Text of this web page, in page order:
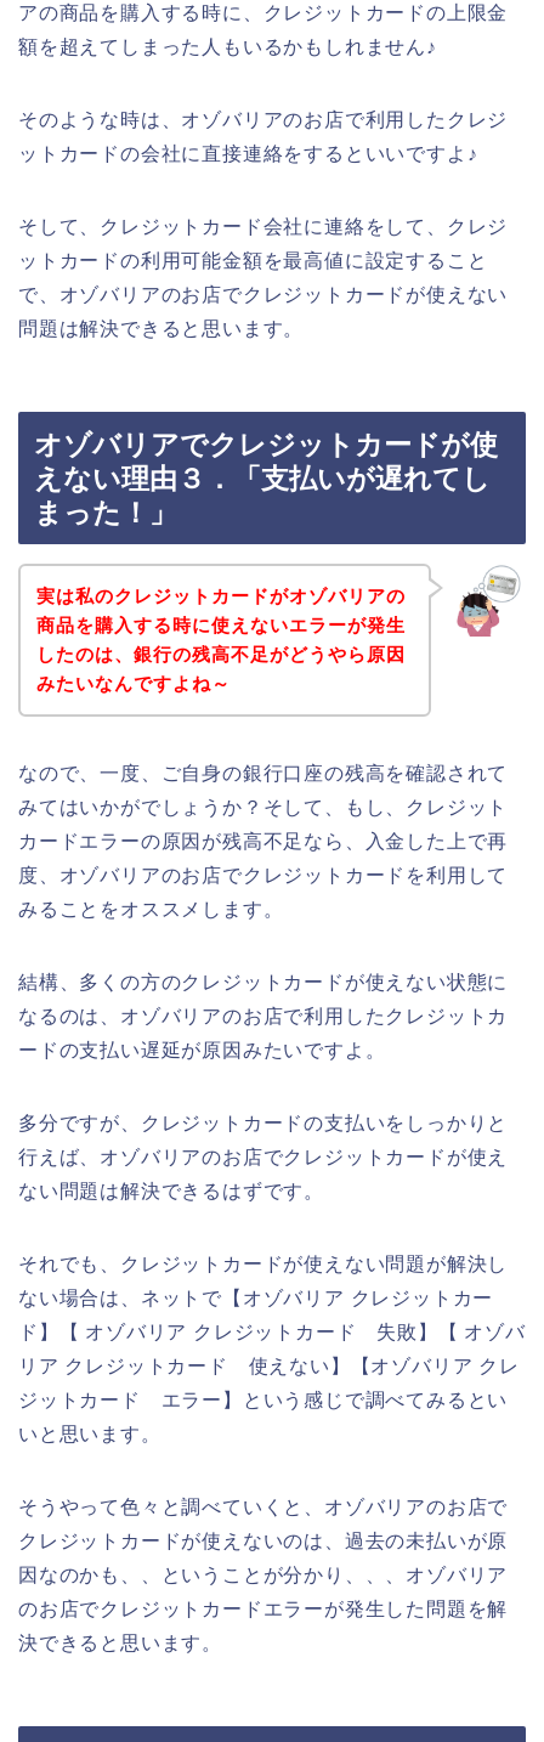
アの商品を購入する時に、クレジットカードの上限金
額を超えてしまった人もいるかもしれません♪
そのような時は、オゾバリアのお店で利用したクレジ
ットカードの会社に直接連絡をするといいですよ♪
そして、クレジットカード会社に連絡をして、クレジ
ットカードの利用可能金額を最高値に設定すること
で、オゾバリアのお店でクレジットカードが使えない
問題は解決できると思います。
オゾバリアでクレジットカードが使
えない理由３．「支払いが遅れてし
まった！」
実は私のクレジットカードがオゾバリアの
商品を購入する時に使えないエラーが発生
したのは、銀行の残高不足がどうやら原因
みたいなんですよね～
なので、一度、ご自身の銀行口座の残高を確認されて
みてはいかがでしょうか？そして、もし、クレジット
カードエラーの原因が残高不足なら、入金した上で再
度、オゾバリアのお店でクレジットカードを利用して
みることをオススメします。
結構、多くの方のクレジットカードが使えない状態に
なるのは、オゾバリアのお店で利用したクレジットカ
ードの支払い遅延が原因みたいですよ。
多分ですが、クレジットカードの支払いをしっかりと
行えば、オゾバリアのお店でクレジットカードが使え
ない問題は解決できるはずです。
それでも、クレジットカードが使えない問題が解決し
ない場合は、ネットで【オゾバリア クレジットカー
ド】【 オゾバリア クレジットカード 失敗】【 オゾバ
リア クレジットカード 使えない】【オゾバリア クレ
ジットカード エラー】という感じで調べてみるとい
いと思います。
そうやって色々と調べていくと、オゾバリアのお店で
クレジットカードが使えないのは、過去の未払いが原
因なのかも、、ということが分かり、、、オゾバリア
のお店でクレジットカードエラーが発生した問題を解
決できると思います。